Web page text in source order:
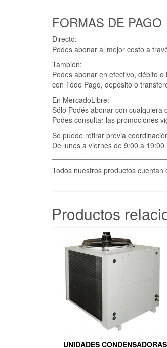
FORMAS DE PAGO
Directo:
Podes abonar al mejor costo a
También:
Podes abonar en efectivo, débito
con Todo Pago, depósito o
En MercadoLibre:
Sólo Podés abonar con cualquiera
Podes consultar las promociones
Se puede retirar previa
De lunes a viernes de 9:00 a
Todos nuestros productos cuentan
Productos
UNIDADES CONDENSADORAS